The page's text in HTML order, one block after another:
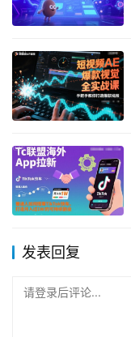
发表回复
请登录后评论...